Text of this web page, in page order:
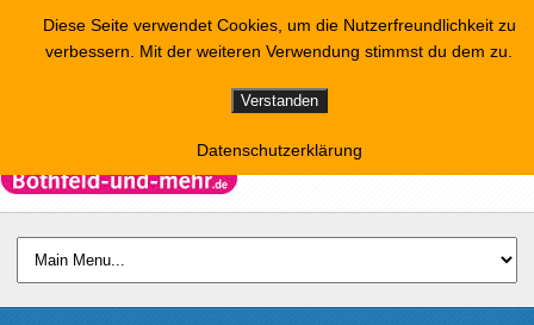
Diese Seite verwendet Cookies, um die Nutzerfreundlichkeit zu
verbessern. Mit der weiteren Verwendung stimmst du dem zu.
Verstanden
Datenschutzerklärung